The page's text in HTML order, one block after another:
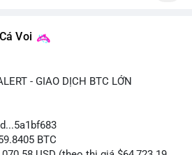
Voi
- GIAO DỊCH BTC LỚN
BTC